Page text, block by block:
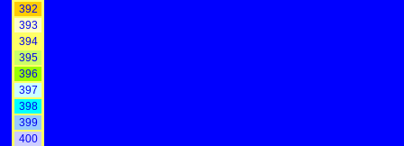
392
393
394
395
396
397
398
399
400